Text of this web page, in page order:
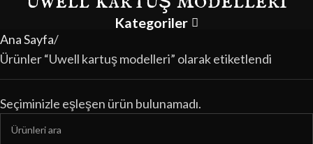
Kategoriler
Ana Sayfa
Ürünler “Uwell kartuş modelleri” olarak etiketlendi
Seçiminizle eşleşen ürün bulunamadı.